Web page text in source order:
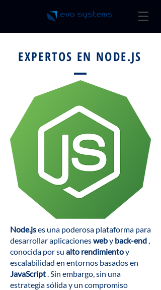
EXPERTOS EN NODE.JS
Node.jses una poderosa plataforma para
desarrollar aplicacionesweby back-end ,
conocida por su alto rendimientoy
escalabilidad en entornos basados en
JavaScript. Sin embargo, sin una
estrategia sólida y un compromiso